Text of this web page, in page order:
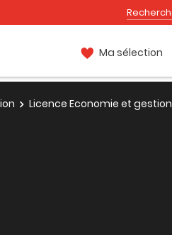
Ma sélection
Licence Economie et